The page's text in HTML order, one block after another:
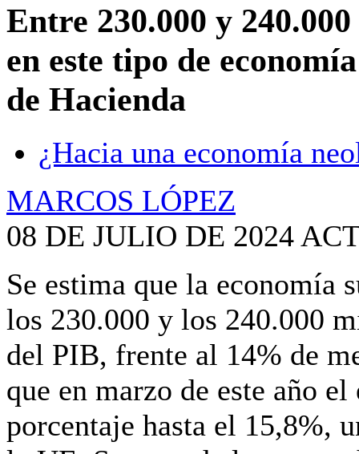
Entre 230.000 y
en este tipo de
de Hacienda
¿Hacia una economía
MARCOS LÓPEZ
08 DE JULIO DE 2024
Se estima que la economía
los 230.000 y los 240.000
del PIB, frente al 14% de
que en marzo de este año
porcentaje hasta el 15,8%,